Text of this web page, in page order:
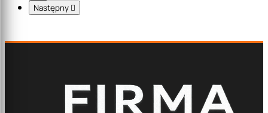
Następny 